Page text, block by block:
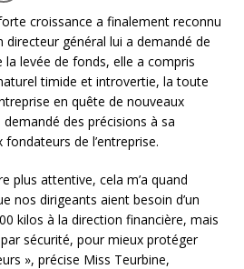
croissance a finalement reconnu
général lui a demandé de
la levée de fonds, elle a compris
timide et introvertie, la toute
en quête de nouveaux
demandé des précisions à sa
de l’entreprise.
plus attentive, cela m’a quand
nos dirigeants aient besoin d’un
kilos à la direction financière, mais
sécurité, pour mieux protéger
», précise Miss Teurbine,